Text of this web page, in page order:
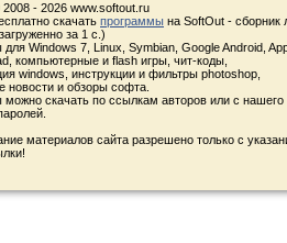
- 2026 www.softout.ru
скачать программы на SoftOut - сборник
за 1 с.)
Windows 7, Linux, Symbian, Google Android,
компьютерные и flash игры, чит-коды,
windows, инструкции и фильтры photoshop,
новости и обзоры софта.
скачать по ссылкам авторов или с нашего
материалов сайта разрешено только с